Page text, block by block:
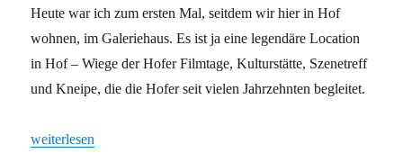
Heute war ich zum ersten Mal, seitdem wir hier in Hof
wohnen, im Galeriehaus. Es ist ja eine legendäre Location
in Hof – Wiege der Hofer Filmtage, Kulturstätte, Szenetreff
und Kneipe, die die Hofer seit vielen Jahrzehnten begleitet.
„Galeriehaus – die Erste!“
weiterlesen